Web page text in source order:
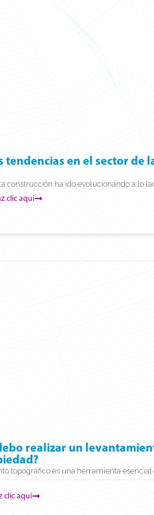
tendencias en el sector de
construcción ha ido evolucionando a lo
clic aquí
realizar un
topográfico es una herramienta esencial
clic aquí